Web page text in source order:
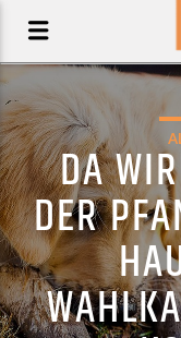
DA
DER